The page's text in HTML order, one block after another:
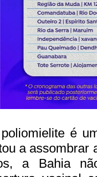
é
a assombrar
a Bahia